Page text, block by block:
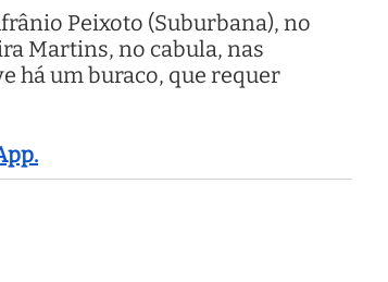
Peixoto (Suburbana), no
Martins, no cabula, nas
há um buraco, que requer